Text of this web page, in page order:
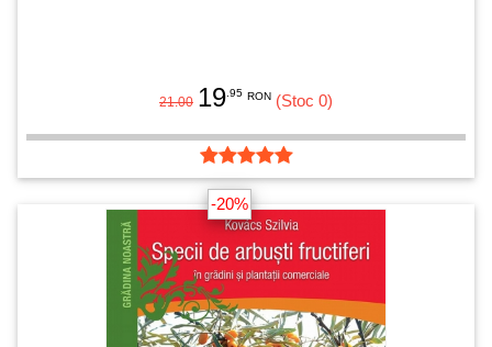
21.00 19 .95 RON (Stoc 0)
-20%